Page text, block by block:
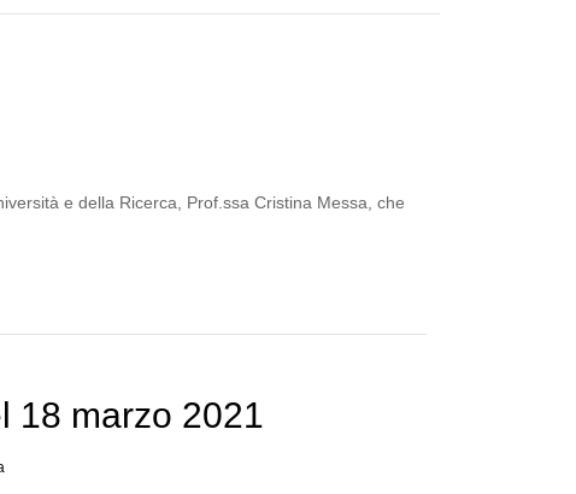
e della Ricerca, Prof.ssa Cristina Messa, che
18 marzo 2021